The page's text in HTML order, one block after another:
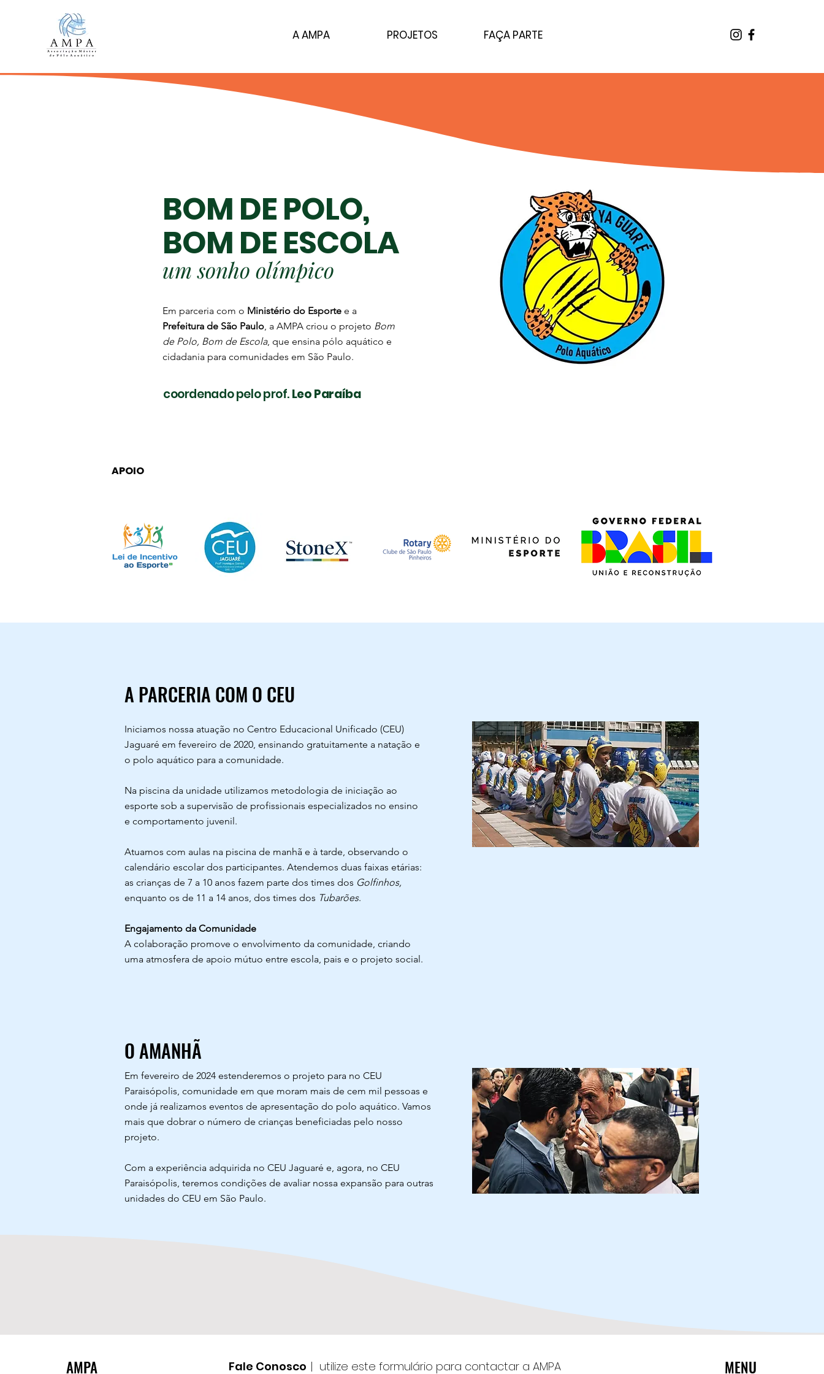
A AMPA PROJETOS FAÇA PARTE
BOM DE POLO,
BOM DE ESCOLA
um sonho olímpico
Em parceria com o Ministério do Esporte e a
Prefeitura de São Paulo, a AMPA criou o projeto Bom
de Polo, Bom de Escola, que ensina pólo aquático e
cidadania para comunidades em São Paulo.
coordenado pelo prof.Leo Paraíba
APOIO
A PARCERIA COM O CEU
Iniciamos nossa atuação no Centro Educacional Unificado (CEU)
Jaguaré em fevereiro de 2020, ensinando gratuitamente a natação e
o polo aquático para a comunidade.
Na piscina da unidade utilizamos metodologia de iniciação ao
esporte sob a supervisão de profissionais especializados no ensino
e comportamento juvenil.
Atuamos com aulas na piscina de manhã e à tarde, observando o
calendário escolar dos participantes. Atendemos duas faixas etárias:
as crianças de 7 a 10 anos fazem parte dos times dos Golfinhos,
enquanto os de 11 a 14 anos, dos times dos Tubarões.
Engajamento da Comunidade
A colaboração promove o envolvimento da comunidade, criando
uma atmosfera de apoio mútuo entre escola, pais e o projeto social.
O AMANHÃ
Em fevereiro de 2024 estenderemos o projeto para no CEU
Paraisópolis, comunidade em que moram mais de cem mil pessoas e
onde já realizamos eventos de apresentação do polo aquático. Vamos
mais que dobrar o número de crianças beneficiadas pelo nosso
projeto.
Com a experiência adquirida no CEU Jaguaré e, agora, no CEU
Paraisópolis, teremos condições de avaliar nossa expansão para outras
unidades do CEU em São Paulo.
AMPA Fale Conosco | utilize este formulário para contactar a AMPA MENU